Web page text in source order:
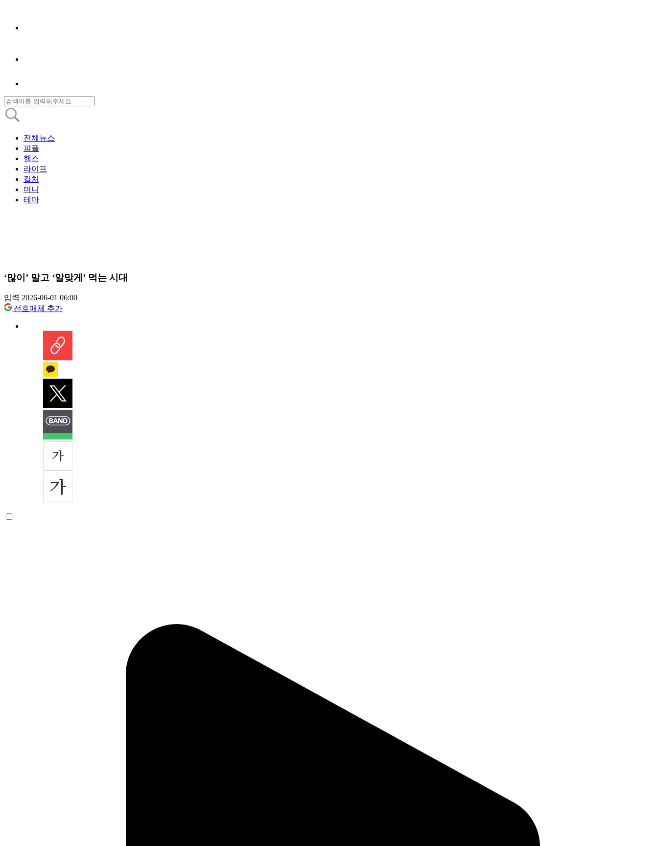
전체뉴스
피플
헬스
라이프
컬처
머니
테마
‘많이’ 말고 ‘알맞게’ 먹는 시대
입력 2026-06-01 06:00
선호매체 추가